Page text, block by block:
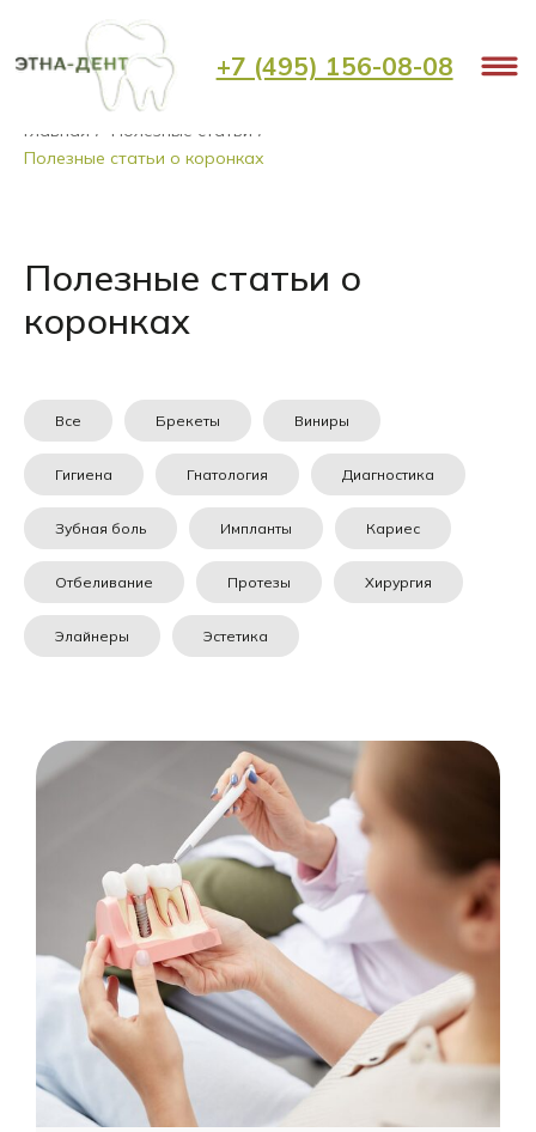
+7 (495) 156-08-08
Главная / Полезные статьи /
Полезные статьи о коронках
Полезные статьи о
коронках
Все Брекеты Виниры
Гигиена Гнатология Диагностика
Зубная боль Импланты Кариес
Отбеливание Протезы Хирургия
Элайнеры Эстетика